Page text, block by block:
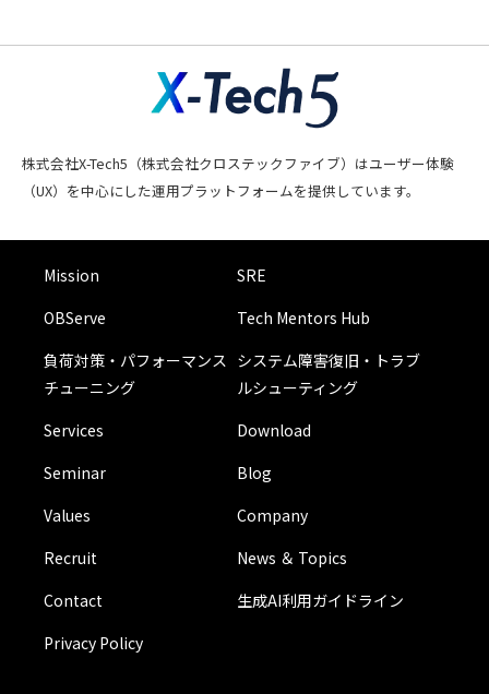
株式会社X-Tech5（株式会社クロステックファイブ）はユーザー体験
（UX）を中心にした運用プラットフォームを提供しています。
Mission
SRE
OBServe
Tech Mentors Hub
負荷対策・パフォーマンス
チューニング
システム障害復旧・トラブ
ルシューティング
Services
Download
Seminar
Blog
Values
Company
Recruit
News ＆ Topics
Contact
生成AI利用ガイドライン
Privacy Policy